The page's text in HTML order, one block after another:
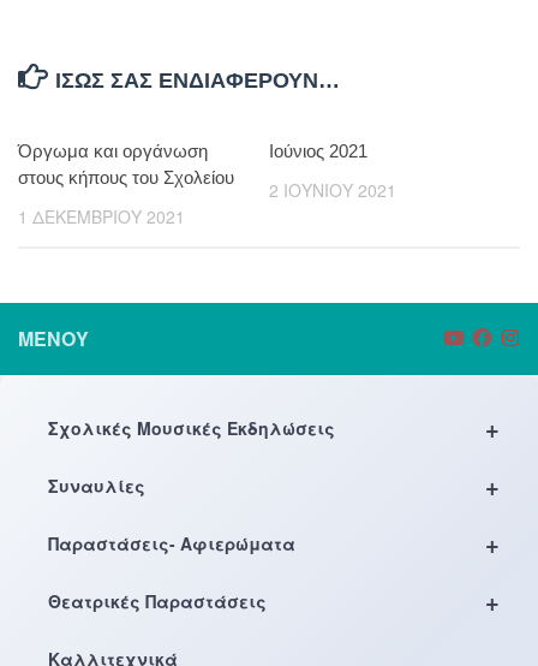
ΊΣΩΣ ΣΑΣ ΕΝΔΙΑΦΈΡΟΥΝ…
Όργωμα και οργάνωση
στους κήπους του Σχολείου
1 ΔΕΚΕΜΒΡΊΟΥ 2021
Ιούνιος 2021
2 ΙΟΥΝΊΟΥ 2021
ΜΕΝΟΎ
+
Σχολικές Μουσικές Εκδηλώσεις
+
Συναυλίες
+
Παραστάσεις- Αφιερώματα
+
Θεατρικές Παραστάσεις
Καλλιτεχνικά